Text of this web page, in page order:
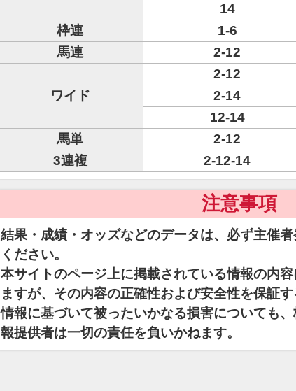
14
枠連
1-6
馬連
2-12
ワイド
2-12
2-14
12-14
馬単
2-12
3連複
2-12-14
注意事項
結果・成績・オッズなどのデータは、必ず主催
ください。
本サイトのページ上に掲載されている情報の内
ますが、その内容の正確性および安全性を保証
情報に基づいて被ったいかなる損害についても
報提供者は一切の責任を負いかねます。